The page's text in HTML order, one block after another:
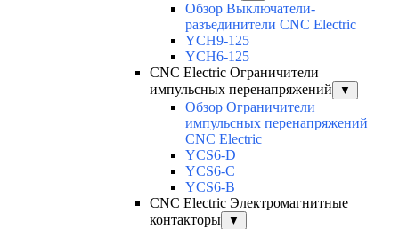
Обзор Выключатели-
разъединители CNC Electric
YCH9-125
YCH6-125
CNC Electric Ограничители
импульсных перенапряжений
▼
Обзор Ограничители
импульсных перенапряжений
CNC Electric
YCS6-D
YCS6-C
YCS6-B
CNC Electric Электромагнитные
контакторы
▼